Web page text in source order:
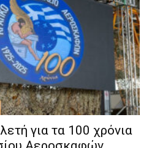
για τα 100 χρόνια